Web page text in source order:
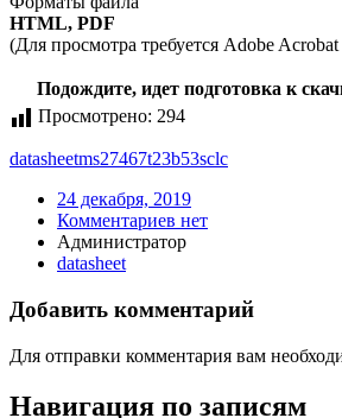
HTML, PDF
(Для просмотра требуется Adobe Acrobat
Подождите, идет подготовка к
Просмотрено: 294
datasheetms27467t23b53sclc
24 декабря, 2019
Комментариев нет
Администратор
datasheet
Добавить комментарий
Для отправки комментария вам
Навигация по записям